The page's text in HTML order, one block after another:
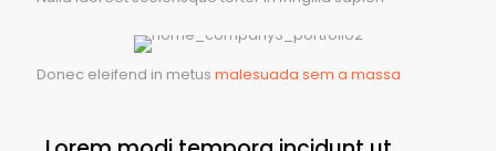
Donec eleifend in metus malesuada sem a massa